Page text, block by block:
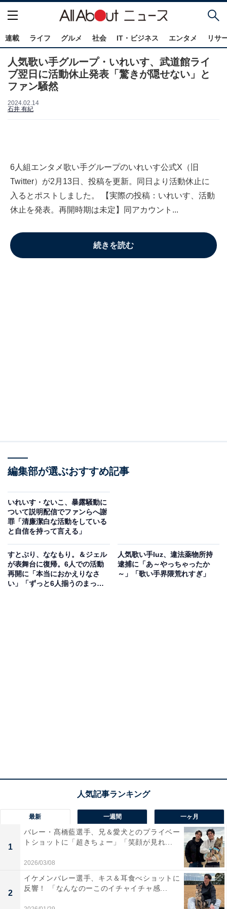
連載 ライフ グルメ 社会 IT・ビジネス エンタメ リサ
人気歌い手グループ・いれいす、武道館ライ
ブ翌日に活動休止発表「驚きが隠せない」と
ファン騒然
2024.02.14
石井 有紀
6人組エンタメ歌い手グループのいれいす公式X（旧
Twitter）が2月13日、投稿を更新。同日より活動休止に
入るとポストしました。 【実際の投稿：いれいす、活動
休止を発表。再開時期は未定】同アカウント...
続きを読む
編集部が選ぶおすすめ記事
いれいす・ないこ、暴露騒動に
ついて説明配信でファンらへ謝
罪「清廉潔白な活動をしている
と自信を持って言える」
すとぷり、ななもり。＆ジェル
が表舞台に復帰。6人での活動
再開に「本当におかえりなさ
い」「ずっと6人揃うのまって
人気歌い手luz、違法薬物所持
逮捕に「あ～やっちゃったか
～」「歌い手界隈荒れすぎ」
最新 一週間 一ヶ月
1
バレー・髙橋藍選手、兄＆愛犬とのプライベー
トショットに「超きちょー」「笑顔が見れ...
2026/03/08
2
イケメンバレー選手、キス＆耳食べショットに
反響！ 「なんなのーこのイチャイチャ感...